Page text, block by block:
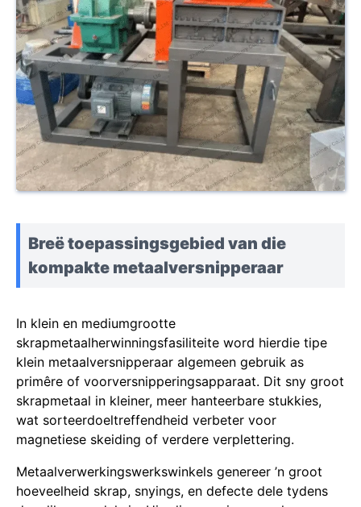
Breë toepassingsgebied van die
kompakte metaalversnipperaar
In klein en mediumgrootte
skrapmetaalherwinningsfasiliteite word hierdie tipe
klein metaalversnipperaar algemeen gebruik as
primêre of voorversnipperingsapparaat. Dit sny groot
skrapmetaal in kleiner, meer hanteerbare stukkies,
wat sorteerdoeltreffendheid verbeter voor
magnetiese skeiding of verdere verplettering.
Metaalverwerkingswerkswinkels genereer ’n groot
hoeveelheid skrap, snyings, en defecte dele tydens